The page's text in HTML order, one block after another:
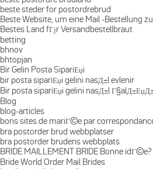
beste steder for postordrebrud
Beste Website, um eine Mail -Bestellung
Bestes Land fГјr Versandbestellbraut
betting
bhnov
bhtopjan
Bir Gelin Posta SipariЕџi
bir posta sipariЕџi gelini nasД±l evlenir
Bir posta sipariЕџi gelini nasД±l
Blog
blog-articles
bons sites de mariГ©e par
bra postorder brud webbplatser
bra postorder brudens webbplats
BRIDE MAILLEMENT BRIDE Bonne idГ©e?
Bride World Order Mail Brides